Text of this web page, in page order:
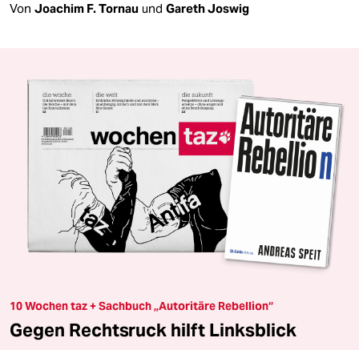
Von Joachim F. Tornau und Gareth Joswig
10 Wochen taz + Sachbuch „Autoritäre Rebellion“
Gegen Rechtsruck hilft Linksblick